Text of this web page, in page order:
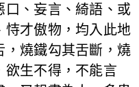
口、妄言、綺語、或
恃才傲物，均入此地
，燒鐵勾其舌斷，燒
欲生不得，不能言